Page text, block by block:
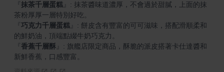
抹茶千層蛋糕
: 抹茶醬味道濃厚，不會過於甜膩，上面的抹
巧克力千層蛋糕
: 餅皮含有豐富的可可滋味，搭配滑順柔和
香蕉千層酥
: 旗艦店限定商品，酥脆的派皮搭著卡仕達醬和
新鮮香蕉，口感豐富。